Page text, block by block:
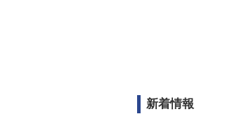
新着情報